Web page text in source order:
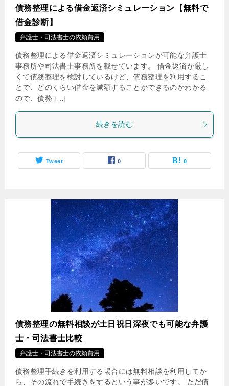
債務整理による借金返済シミュレーション【無料で
借金診断】
弁護士・司法書士の依頼費用
債務整理による借金返済シミュレーションが可能な弁護士
事務所や司法書士事務所を載せています。 借金返済が厳し
くて債務整理を検討しているけど、債務整理を利用するこ
とで、どのくらい借金を減額することができるのかわかる
ので、債務 […]
続きを読む
Tweet 0 0
債務整理の無料相談が土日祝日深夜でも可能な弁護
士・司法書士比較
弁護士・司法書士の依頼費用
債務整理手続きを利用する場合には無料相談を利用してか
ら、その流れで手続きをするという事が多いです。 ただ債